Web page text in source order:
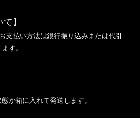
】
支払い方法は銀行振り込みまたは代引
す。
か箱に入れて発送します。